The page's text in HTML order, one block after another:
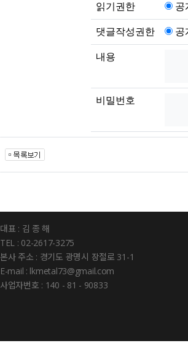
읽기권한
댓글작성권한
내용
비밀번호
대표 : 김 종 해
TEL : 02-2617-3275
본사 주소 : 경기도 광명시 장절로 31-1
E-mail : lkmetal73@gmail.com
사업자번호 : 140 - 81 - 90833